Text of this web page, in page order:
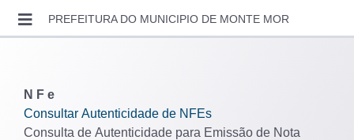
PREFEITURA DO MUNICIPIO DE MONTE MOR
CONSULTAR AUTENTICIDADE
VERIFICAR A AUTENTICIDADE
N F e
Consultar Autenticidade de NFEs
Consulta de Autenticidade para Emissão de Nota